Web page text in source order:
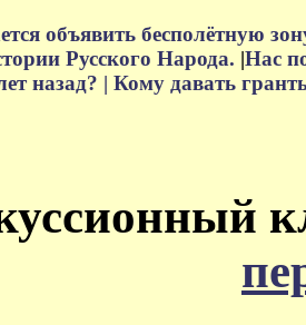
объявить бесполётную
Русского Народа. |Нас
назад? | Кому давать